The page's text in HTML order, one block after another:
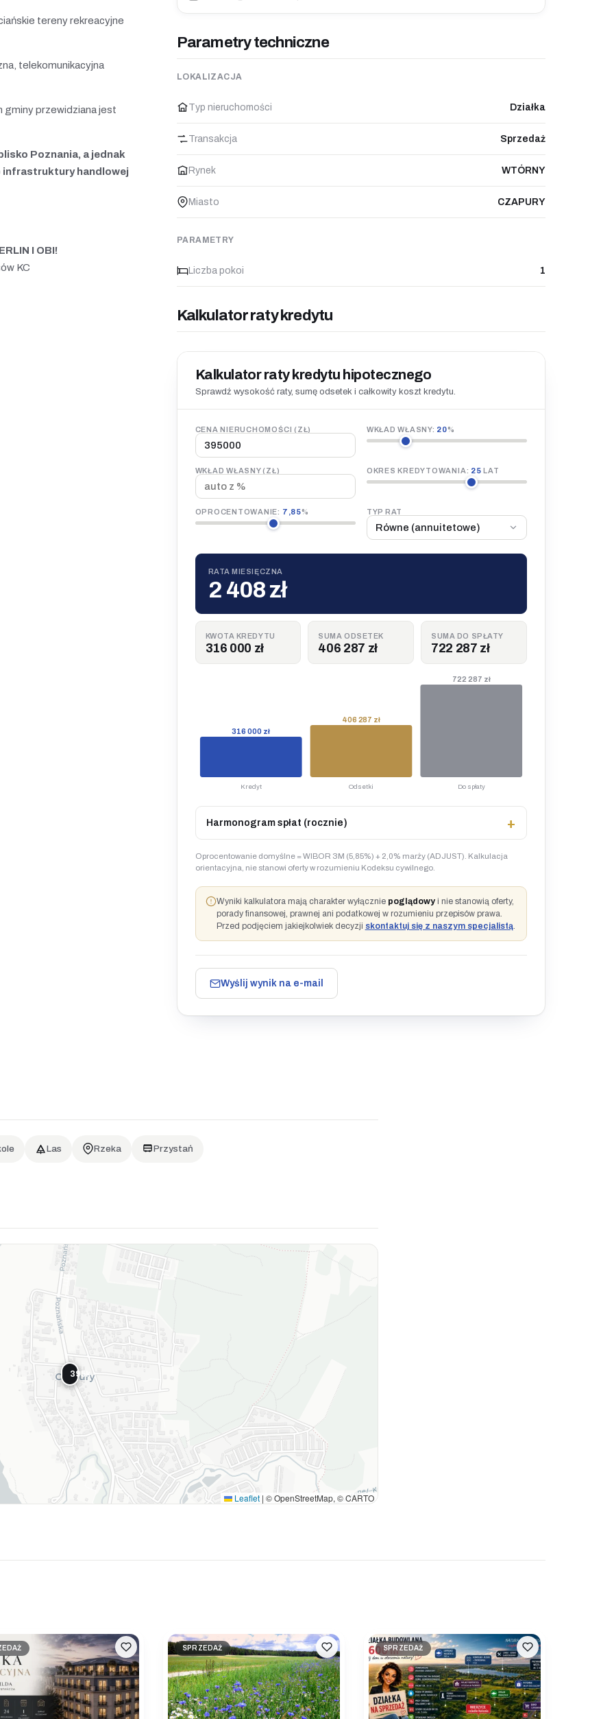
Parametry techniczne
LOKALIZACJA
Typ nieruchomości Działka
Transakcja Sprzedaż
Rynek WTÓRNY
Miasto CZAPURY
PARAMETRY
Liczba pokoi 1
Kalkulator raty kredytu
Kalkulator raty kredytu hipotecznego
Sprawdź wysokość raty, sumę odsetek i całkowity koszt kredytu.
CENA NIERUCHOMOŚCI (ZŁ) WKŁAD WŁASNY: 20%
WKŁAD WŁASNY (ZŁ) OKRES KREDYTOWANIA: 25 LAT
OPROCENTOWANIE: 7,85% TYP RAT
RATA MIESIĘCZNA
2 408 zł
KWOTA KREDYTU
316 000 zł
SUMA ODSETEK
406 287 zł
SUMA DO SPŁATY
722 287 zł
316 000 zł
Kredyt
406 287 zł
Odsetki
722 287 zł
Do spłaty
Harmonogram spłat (rocznie)
Oprocentowanie domyślne = WIBOR 3M (5,85%) + 2,0% marży (ADJUST). Kalkulacja
orientacyjna, nie stanowi oferty w rozumieniu Kodeksu cywilnego.
Wyniki kalkulatora mają charakter wyłącznie poglądowyi nie stanowią oferty,
porady finansowej, prawnej ani podatkowej w rozumieniu przepisów prawa.
Przed podjęciem jakiejkolwiek decyzji skontaktuj się z naszym specjalistą.
Wyślij wynik na e-mail
tereny rekreacyjne
telekomunikacyjna
gminy przewidziana jest
Poznania, a jednak
infrastruktury handlowej
I OBI!
KC
Las Rzeka Przystań
395k
Leaflet | © OpenStreetMap, © CARTO
SPRZEDAŻ SPRZEDAŻ